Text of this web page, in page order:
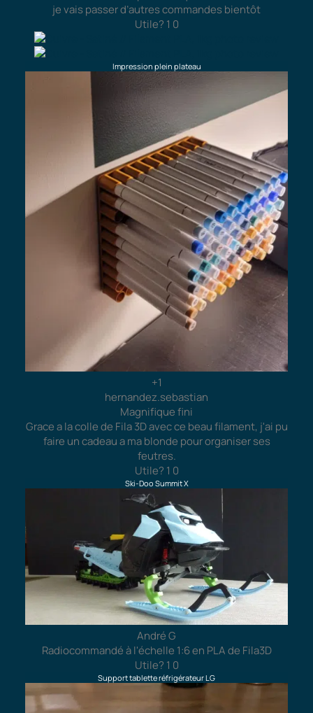
je vais passer d’autres commandes bientôt
Utile? 1 0
Impression plein plateau
+1
hernandez.sebastian
Magnifique fini
Grace a la colle de Fila 3D avec ce beau filament, j'ai pu
faire un cadeau a ma blonde pour organiser ses
feutres.
Utile? 1 0
Ski-Doo Summit X
André G
Radiocommandé à l'échelle 1:6 en PLA de Fila3D
Utile? 1 0
Support tablette réfrigérateur LG